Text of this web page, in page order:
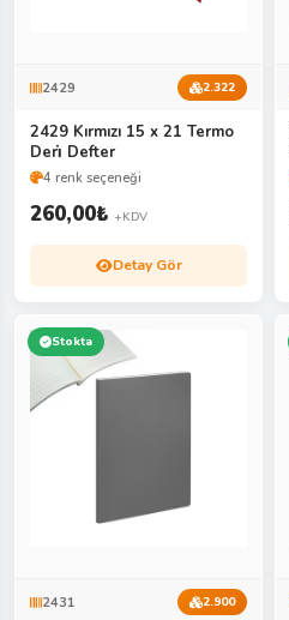
2429 2.322
2429 Kırmızı 15 x 21 Termo
Deri̇ Defter
4 renk seçeneği
260,00₺ +KDV
Detay Gör
Stokta
2431 2.900